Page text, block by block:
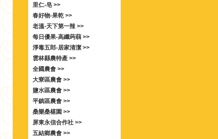
里仁-皂 >>
春好物-果乾 >>
老溫-天下第一辣 >>
每日優果-高纖蒟蒻 >>
淨毒五郎-居家清潔 >>
雲林縣農特產 >>
全國農會 >>
大寮區農會 >>
鹽水區農會 >>
平鎮區農會 >>
桑樂桑椹園 >>
屏東永信合作社 >>
五結鄉農會 >>